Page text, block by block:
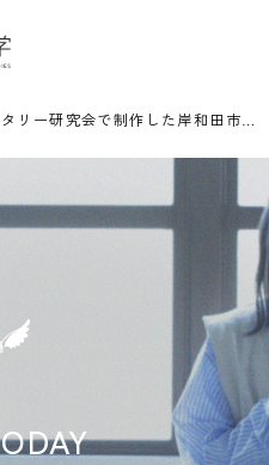
究会で制作した岸和田市の動画がファイナリスト作品に選出